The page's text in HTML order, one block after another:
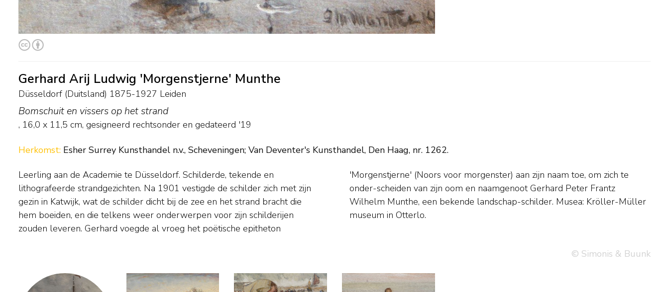
Gerhard Arij Ludwig 'Morgenstjerne' Munthe
Düsseldorf (Duitsland) 1875-1927 Leiden
Bomschuit en vissers op het strand
, 16,0 x 11,5 cm, gesigneerd rechtsonder en gedateerd '19
Herkomst: Esher Surrey Kunsthandel n.v., Scheveningen; Van Deventer's Kunsthandel, Den Haag, nr. 1262.
Leerling aan de Academie te Düsseldorf. Schilderde, tekende en
lithografeerde strandgezichten. Na 1901 vestigde de schilder zich met zijn
gezin in Katwijk, wat de schilder dicht bij de zee en het strand bracht die
hem boeiden, en die telkens weer onderwerpen voor zijn schilderijen
zouden leveren. Gerhard voegde al vroeg het poëtische epitheton
'Morgenstjerne' (Noors voor morgenster) aan zijn naam toe, om zich te
onder-scheiden van zijn oom en naamgenoot Gerhard Peter Frantz
Wilhelm Munthe, een bekende landschap-schilder. Musea: Kröller-Müller
museum in Otterlo.
© Simonis & Buunk